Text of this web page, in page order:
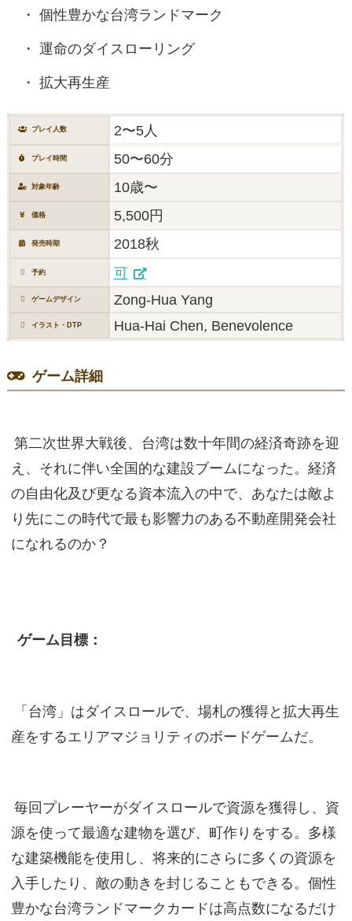
個性豊かな台湾ランドマーク
運命のダイスローリング
拡大再生産
プレイ人数 2〜5人
プレイ時間 50〜60分
対象年齢 10歳〜
価格 5,500円
発売時期 2018秋
予約 可
ゲームデザイン Zong-Hua Yang
イラスト・DTP Hua-Hai Chen, Benevolence
ゲーム詳細
第二次世界大戦後、台湾は数十年間の経済奇跡を迎
え、それに伴い全国的な建設ブームになった。経済
の自由化及び更なる資本流入の中で、あなたは敵よ
り先にこの時代で最も影響力のある不動産開発会社
になれるのか？
ゲーム目標：
「台湾」はダイスロールで、場札の獲得と拡大再生
産をするエリアマジョリティのボードゲームだ。
毎回プレーヤーがダイスロールで資源を獲得し、資
源を使って最適な建物を選び、町作りをする。多様
な建築機能を使用し、将来的にさらに多くの資源を
入手したり、敵の動きを封じることもできる。個性
豊かな台湾ランドマークカードは高点数になるだけ